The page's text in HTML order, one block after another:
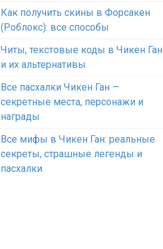
Как получить скины в Форсакен
(Роблокс): все способы
Читы, текстовые коды в Чикен Ган
и их альтернативы
Все пасхалки Чикен Ган —
секретные места, персонажи и
награды
Все мифы в Чикен Ган: реальные
секреты, страшные легенды и
пасхалки